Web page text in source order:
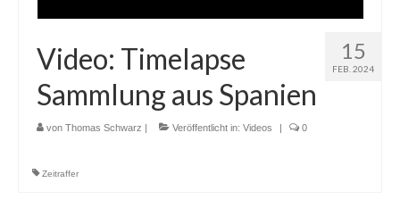
15
FEB. 2024
Video: Timelapse
Sammlung aus Spanien
von Thomas Schwarz Veröffentlicht in: Videos 0
Zeitraffer